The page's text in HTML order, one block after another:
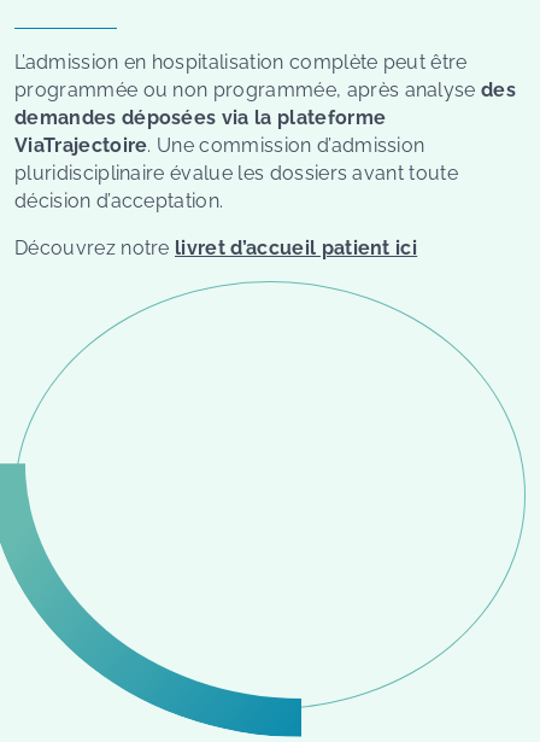
L’admission en hospitalisation complète peut être
programmée ou non programmée, après analyse des
demandes déposées via la plateforme
ViaTrajectoire. Une commission d’admission
pluridisciplinaire évalue les dossiers avant toute
décision d’acceptation.
Découvrez notre livret d’accueil patient ici